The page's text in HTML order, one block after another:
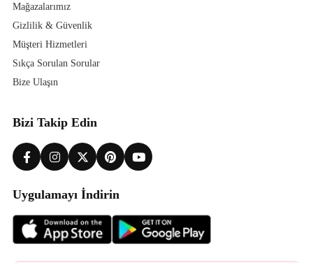
Mağazalarımız
Gizlilik & Güvenlik
Müşteri Hizmetleri
Sıkça Sorulan Sorular
Bize Ulaşın
Bizi Takip Edin
Uygulamayı İndirin